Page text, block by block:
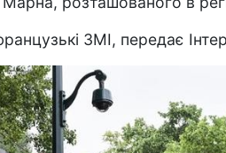
ЗМІ, передає